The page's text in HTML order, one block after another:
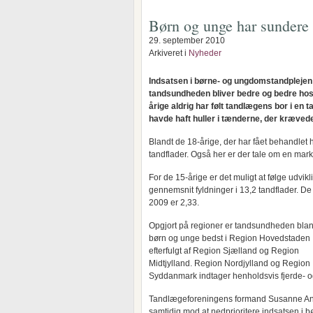
Børn og unge har
29. september 2010
Arkiveret i Nyheder
Indsatsen i børne- og
tandsundheden bliver bedre og bedre
årige aldrig har følt tandlægens bor i en
havde haft huller i tænderne, der
Blandt de 18-årige, der har fået
tandflader. Også her er der tale om en
For de 15-årige er det muligt at følge
gennemsnit fyldninger i 13,2 tandflader.
2009 er 2,33.
Opgjort på regioner er tandsundheden
børn og unge bedst i Region Hovedstaden
efterfulgt af Region Sjælland og Region
Midtjylland. Region Nordjylland og Region
Syddanmark indtager henholdsvis fjerde-
Tandlægeforeningens formand Susanne